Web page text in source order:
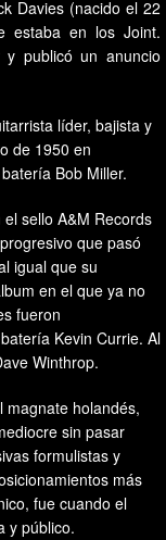
Davies (nacido el 22
estaba en los Joint.
publicó un anuncio
líder, bajista y
de 1950 en
Bob Miller.
sello A&M Records
que pasó
igual que su
en el que ya no
fueron
Kevin Currie. Al
Winthrop.
magnate holandés,
sin pasar
formulistas y
más
fue cuando el
y público.